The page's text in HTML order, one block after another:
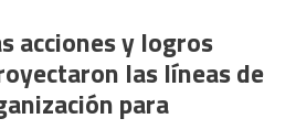
acciones y logros
las líneas de
para